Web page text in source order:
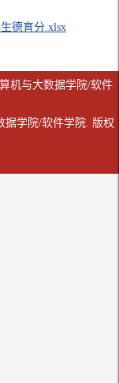
德育分.xlsx
机与大数据学院/软件
据学院/软件学院. 版权